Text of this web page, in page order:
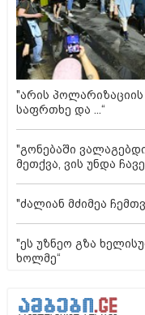
"არის
საფრთხე და ...“
"გონებაში
მეთქვა, ვის უნდა
"ძალიან მძიმეა
"ეს უზნეო გზა
ხოლმე“